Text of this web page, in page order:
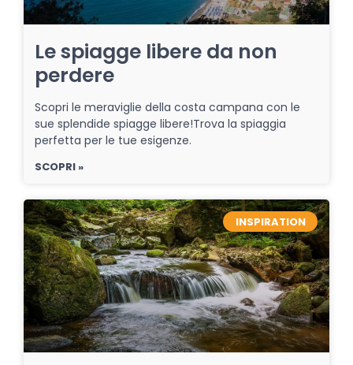
Le spiagge libere da non
perdere
Scopri le meraviglie della costa campana con le
sue splendide spiagge libere!Trova la spiaggia
perfetta per le tue esigenze.
SCOPRI »
INSPIRATION